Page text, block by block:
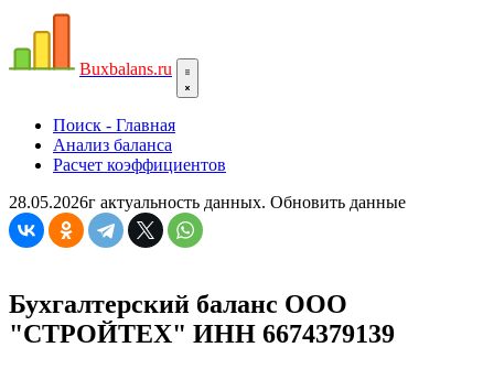
Buxbalans.ru
Поиск - Главная
Анализ баланса
Расчет коэффициентов
28.05.2026г актуальность данных. Обновить данные
Бухгалтерский баланс ООО
"СТРОЙТЕХ" ИНН 6674379139